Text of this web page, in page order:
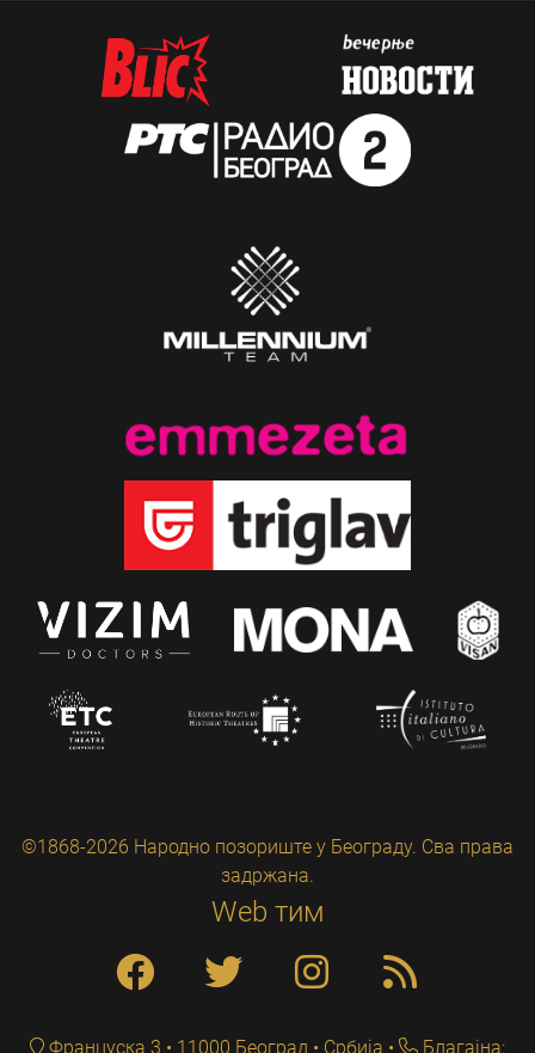
©1868-2026 Народно позориште у Београду. Сва права
задржана.
Web тим
Француска 3 • 11000 Београд • Србија Благајна: